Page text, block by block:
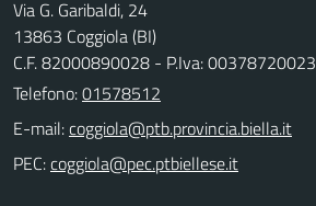
Via G. Garibaldi, 24
13863 Coggiola (BI)
C.F. 82000890028 - P.Iva: 00378720023
Telefono:01578512
E-mail:
PEC: